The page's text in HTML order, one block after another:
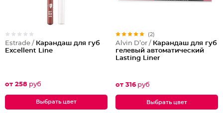
Estrade / Карандаш для губ
Excellent Line
от 258 руб
Выбрать цвет
(2)
Alvin D’or / Карандаш для губ
гелевый автоматический
Lasting Liner
от 316 руб
Выбрать цвет